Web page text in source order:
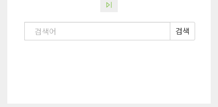
검색